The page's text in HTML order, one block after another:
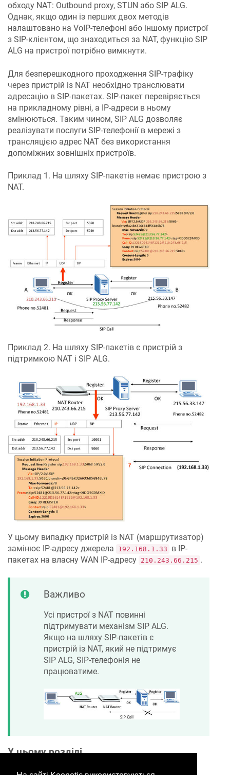
обходу NAT: Outbound proxy, STUN або SIP ALG.
Однак, якщо один із перших двох методів
налаштовано на VoIP-телефоні або іншому пристрої
з SIP-клієнтом, що знаходиться за NAT, функцію SIP
ALG на пристрої потрібно вимкнути.
Для безперешкодного проходження SIP-трафіку
через пристрій із NAT необхідно транслювати
адресацію в SIP-пакетах. SIP-пакет перевіряється
на прикладному рівні, а IP-адреси в ньому
змінюються. Таким чином, SIP ALG дозволяє
реалізувати послуги SIP-телефонії в мережі з
трансляцією адрес NAT без використання
допоміжних зовнішніх пристроїв.
Приклад 1. На шляху SIP-пакетів немає пристрою з
NAT.
Приклад 2. На шляху SIP-пакетів є пристрій з
підтримкою NAT і SIP ALG.
У цьому випадку пристрій із NAT (маршрутизатор)
замінює IP-адресу джерела
192.168.1.33
в IP-
пакетах на власну WAN IP-адресу 210.243.66.215 .
Важливо
Усі пристрої з NAT повинні
підтримувати механізм SIP ALG.
Якщо на шляху SIP-пакетів є
пристрій із NAT, який не підтримує
SIP ALG, SIP-телефонія не
працюватиме.
У цьому розділі